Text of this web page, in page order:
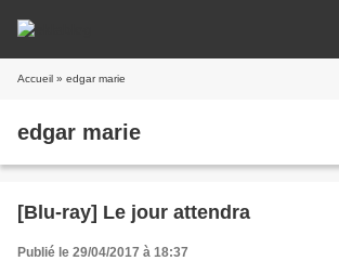
Accueil » edgar marie
edgar marie
[Blu-ray] Le jour attendra
Publié le 29/04/2017 à 18:37